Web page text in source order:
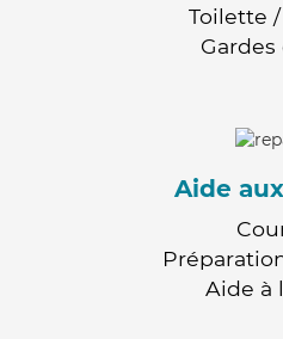
Toilette
Aide
Aide à